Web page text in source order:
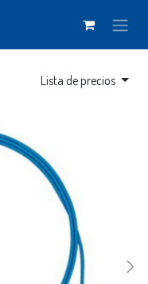
Lista de precios